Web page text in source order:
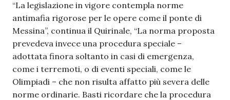
“La legislazione in vigore contempla norme
antimafia rigorose per le opere come il ponte di
Messina”, continua il Quirinale, “La norma proposta
prevedeva invece una procedura speciale –
adottata finora soltanto in casi di emergenza,
come i terremoti, o di eventi speciali, come le
Olimpiadi – che non risulta affatto più severa delle
norme ordinarie. Basti ricordare che la procedura